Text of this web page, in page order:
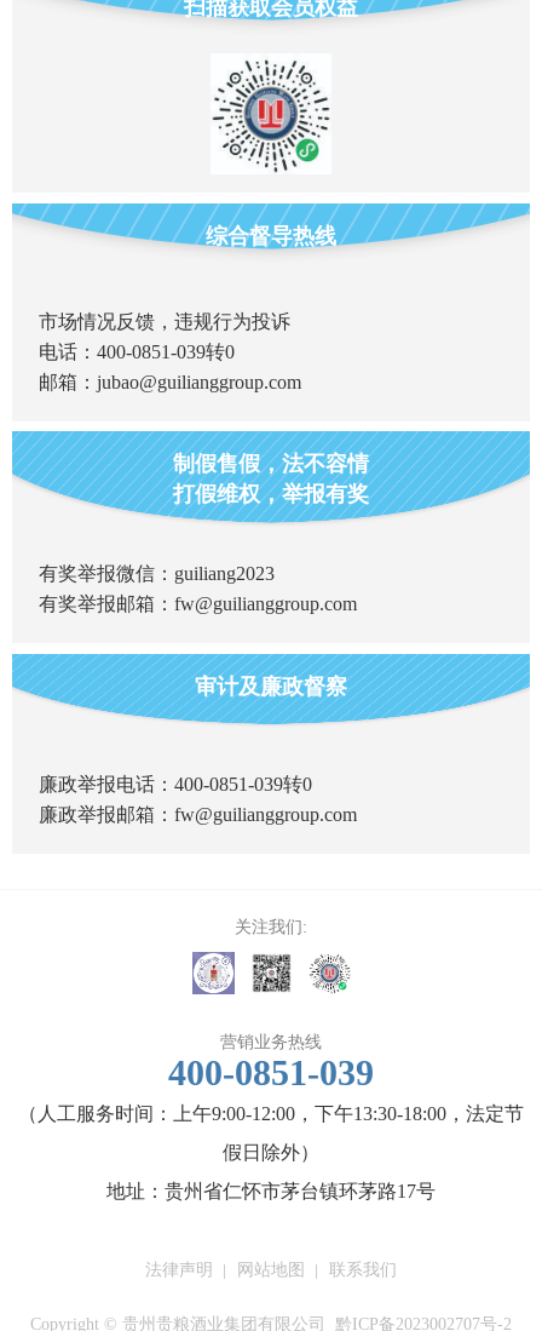
特调1935
特调1935
贵州贵粮酒，选取优质红缨子糯高粱，精心酿造，酒体醇厚，回味悠长。
贵州贵粮酒（鼎盛
中华收藏纪念酒）
扫描获取会员权益
综合督导热线
市场情况反馈，违规行为投诉
电话：400-0851-039转0
邮箱：jubao@guilianggroup.com
制假售假，法不容情
打假维权，举报有奖
有奖举报微信：guiliang2023
有奖举报邮箱：fw@guilianggroup.com
审计及廉政督察
廉政举报电话：400-0851-039转0
廉政举报邮箱：fw@guilianggroup.com
关注我们:
营销业务热线
400-0851-039
（人工服务时间：上午9:00-12:00，下午13:30-18:00，法定节
假日除外）
地址：贵州省仁怀市茅台镇环茅路17号
法律声明 网站地图 联系我们
Copyright © 贵州贵粮酒业集团有限公司 黔ICP备2023002707号-2